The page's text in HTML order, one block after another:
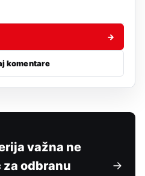
→
komentare
važna ne
za odbranu